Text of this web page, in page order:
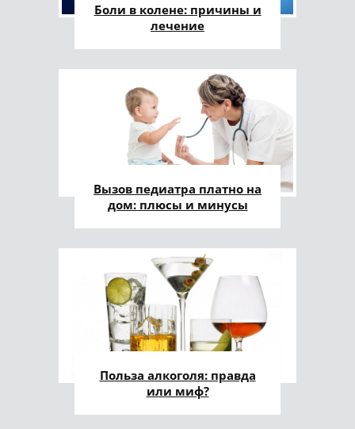
Боли в колене: причины и
лечение
Вызов педиатра платно на
дом: плюсы и минусы
Польза алкоголя: правда
или миф?